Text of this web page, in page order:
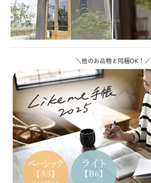
＼他のお品物と同梱OK！／